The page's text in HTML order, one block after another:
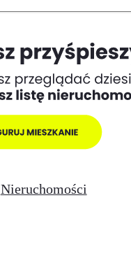
Nieruchomości